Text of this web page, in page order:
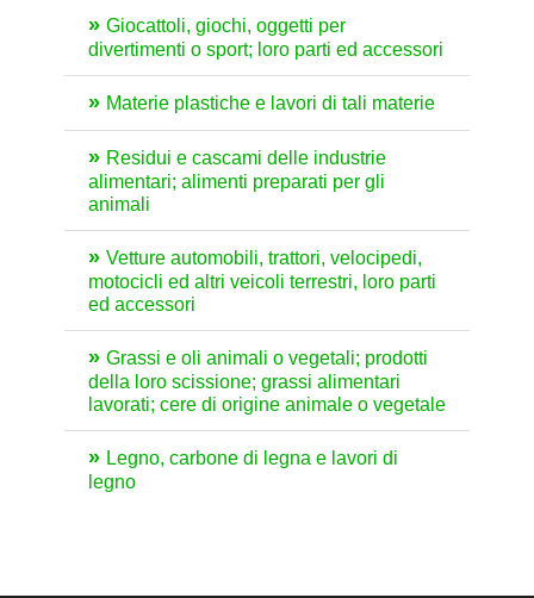
Giocattoli, giochi, oggetti per
divertimenti o sport; loro parti ed accessori
Materie plastiche e lavori di tali materie
Residui e cascami delle industrie
alimentari; alimenti preparati per gli
animali
Vetture automobili, trattori, velocipedi,
motocicli ed altri veicoli terrestri, loro parti
ed accessori
Grassi e oli animali o vegetali; prodotti
della loro scissione; grassi alimentari
lavorati; cere di origine animale o vegetale
Legno, carbone di legna e lavori di
legno